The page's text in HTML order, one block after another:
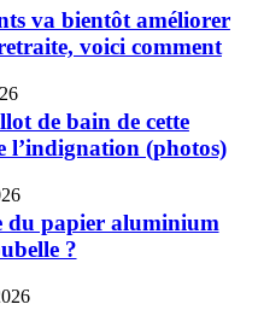
va bientôt améliorer
voici comment
de bain de cette
l’indignation (photos)
du papier aluminium
?